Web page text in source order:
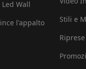
Wall
l'appalto
Stili e